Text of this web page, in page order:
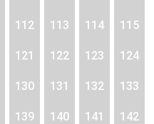
112 113 114 115
121 122 123 124
130 131 132 133
139 140 141 142